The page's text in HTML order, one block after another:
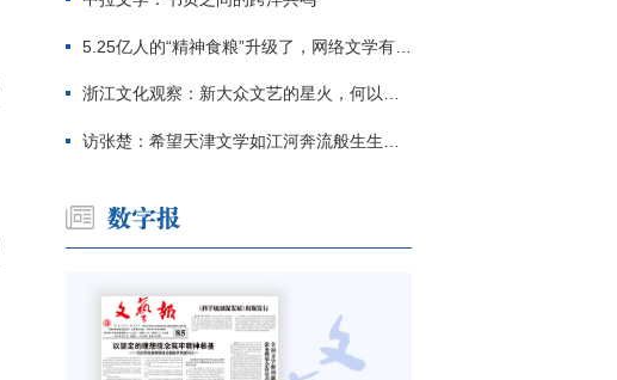
5.25亿人的“精神食粮”升级了，网络文学有了哪些新变化？
浙江文化观察：新大众文艺的星火，何以燎原？
访张楚：希望天津文学如江河奔流般生生不息